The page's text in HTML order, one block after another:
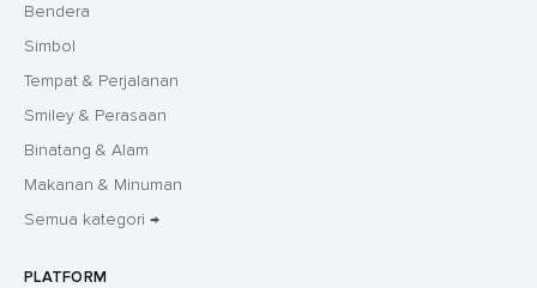
Bendera
Simbol
Tempat & Perjalanan
Smiley & Perasaan
Binatang & Alam
Makanan & Minuman
Semua kategori →
PLATFORM